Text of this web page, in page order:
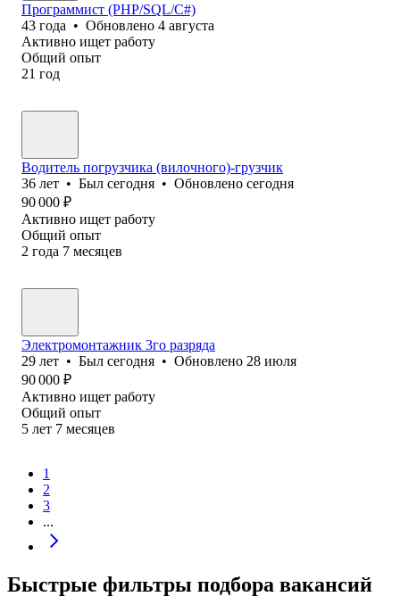
Программист (PHP/SQL/C#)
43 года • Обновлено 4 августа
Активно ищет работу
Общий опыт
21 год
Водитель погрузчика (вилочного)-грузчик
36 лет • Был сегодня • Обновлено сегодня
90 000 ₽
Активно ищет работу
Общий опыт
2 года 7 месяцев
Электромонтажник 3го разряда
29 лет • Был сегодня • Обновлено 28 июля
90 000 ₽
Активно ищет работу
Общий опыт
5 лет 7 месяцев
1
2
3
...
Быстрые фильтры подбора вакансий